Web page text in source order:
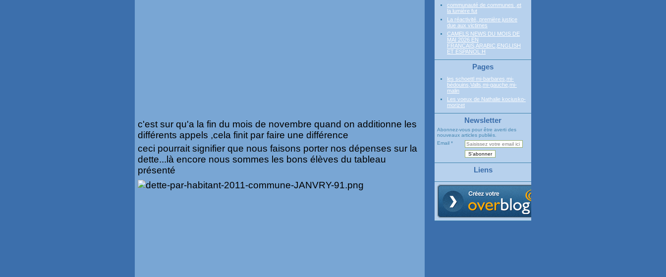
c'est sur qu'a la fin du mois de novembre quand on additionne les
différents appels ,cela finit par faire une différence
ceci pourrait signifier que nous faisons porter nos dépenses sur la
dette...là encore nous sommes les bons élèves du tableau
présenté
communauté de communes ,et
la lumière fut
La réactivité, première justice
due aux victimes
CAMELS NEWS DU MOIS DE
MAI 2026 EN
FRANCAIS,ARABIC,ENGLISH
ET ESPANOL H
Pages
les schoettl mi-barbares,mi-
bédouins,Valls,mi-gauche,mi-
malin
Les voeux de Nathalie kociusko-
morizet
Newsletter
Abonnez-vous pour être averti des
nouveaux articles publiés.
Email
Liens